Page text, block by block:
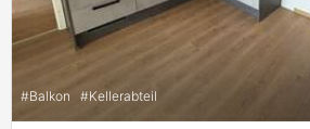
#Balkon #Kellerabteil